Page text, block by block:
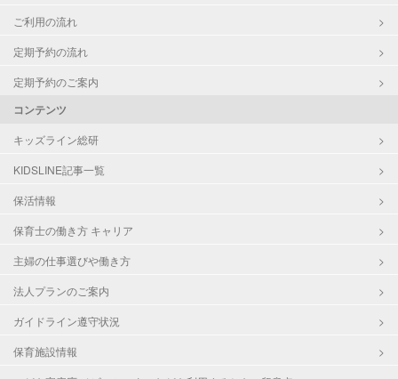
ご利用の流れ
定期予約の流れ
定期予約のご案内
コンテンツ
キッズライン総研
KIDSLINE記事一覧
保活情報
保育士の働き方 キャリア
主婦の仕事選びや働き方
法人プランのご案内
ガイドライン遵守状況
保育施設情報